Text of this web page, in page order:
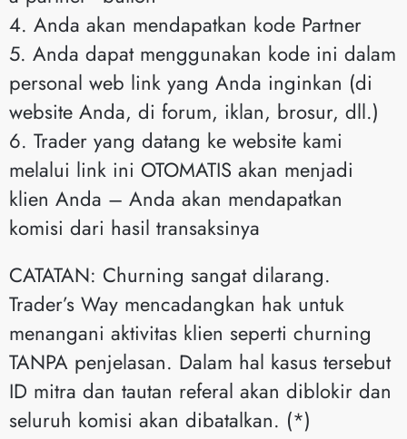
4. Anda akan mendapatkan kode Partner
5. Anda dapat menggunakan kode ini dalam
personal web link yang Anda inginkan (di
website Anda, di forum, iklan, brosur, dll.)
6. Trader yang datang ke website kami
melalui link ini OTOMATIS akan menjadi
klien Anda – Anda akan mendapatkan
komisi dari hasil transaksinya
CATATAN: Churning sangat dilarang.
Trader’s Way mencadangkan hak untuk
menangani aktivitas klien seperti churning
TANPA penjelasan. Dalam hal kasus tersebut
ID mitra dan tautan referal akan diblokir dan
seluruh komisi akan dibatalkan. (*)